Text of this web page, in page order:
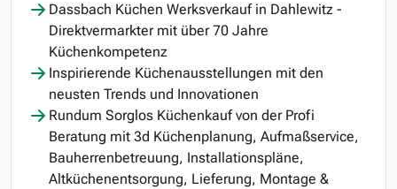
Dassbach Küchen Werksverkauf in Dahlewitz -
Direktvermarkter mit über 70 Jahre
Küchenkompetenz
Inspirierende Küchenausstellungen mit den
neusten Trends und Innovationen
Rundum Sorglos Küchenkauf von der Profi
Beratung mit 3d Küchenplanung, Aufmaßservice,
Bauherrenbetreuung, Installationspläne,
Altküchenentsorgung, Lieferung, Montage &